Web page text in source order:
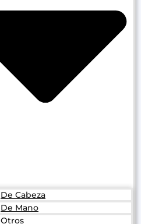
De Cabeza
De Mano
Otros